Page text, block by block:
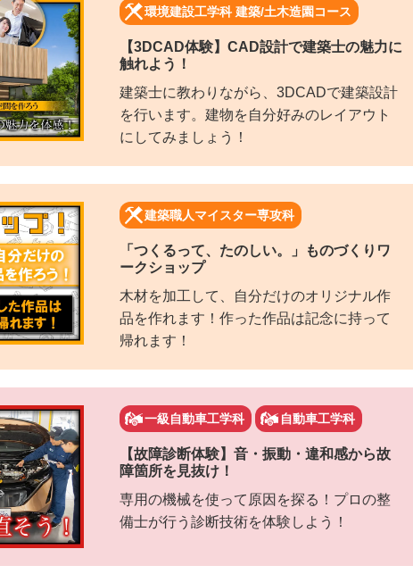
環境建設工学科 建築/土木造園コース
【3DCAD体験】CAD設計で建築士の魅力に
触れよう！
建築士に教わりながら、3DCADで建築設計
を行います。建物を自分好みのレイアウト
にしてみましょう！
建築職人マイスター専攻科
「つくるって、たのしい。」ものづくりワ
ークショップ
木材を加工して、自分だけのオリジナル作
品を作れます！作った作品は記念に持って
帰れます！
一級自動車工学科 自動車工学科
【故障診断体験】音・振動・違和感から故
障箇所を見抜け！
専用の機械を使って原因を探る！プロの整
備士が行う診断技術を体験しよう！